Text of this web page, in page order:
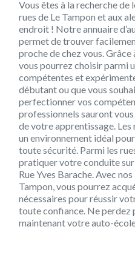
Vous êtes à la recherche de
rues de Le Tampon et aux
endroit ! Notre annuaire
permet de trouver
proche de chez vous.
vous pourrez choisir parmi
compétentes et
débutant ou que vous
perfectionner vos
professionnels sauront
de votre apprentissage.
un environnement idéal
toute sécurité. Parmi les
pratiquer votre conduite
Rue Yves Barache. Avec
Tampon, vous pourrez
nécessaires pour réussir
toute confiance. Ne perdez
maintenant votre auto-